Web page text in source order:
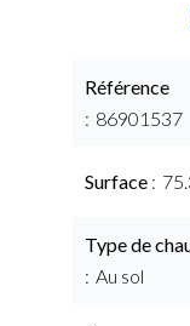
Référence
86901537
Surface
Type de
Au sol